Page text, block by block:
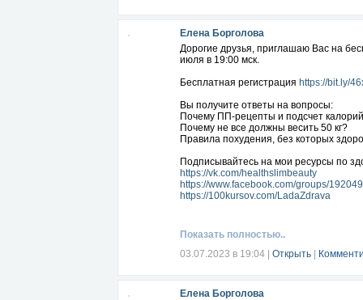
4) Как спланировать рацион, чтобы
5) Откуда берут начало
6) Внешние признаки гормональных
8) Как сохранить и создать
10) Закат репродуктивности: принять
11) Как снизить симптомы менопаузы?
По результатам эфира Вы:
Сможете пересмотреть свои
климаксе
Узнаете, как заботиться о себе,
Разберётесь, к каким последствиям
Бесплатная регистрация
Подписывайтесь на мои ресурсы по
Елена Борголова
Дорогие друзья, приглашаю Вас на
июля в 19:00 мск.
Бесплатная регистрация https://bit.ly/
Вы получите ответы на вопросы:
Почему ПП-рецепты и подсчет
Почему не все должны весить 50 кг?
Правила похудения, без которых
Подписывайтесь на мои ресурсы по
https://vk.com/healthslimbeauty
https://www.facebook.com/groups/
https://100kursov.com/LadaZdrava
Показать полностью..
03.07.2023 в 19:04
Открыть
Елена Борголова